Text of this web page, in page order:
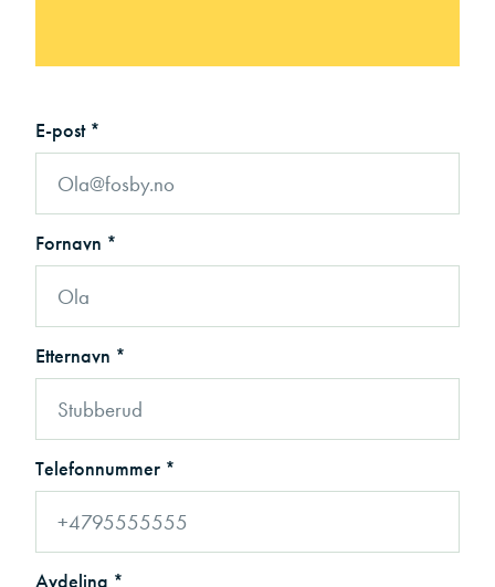
E-post *
Fornavn *
Etternavn *
Telefonnummer *
Avdeling *